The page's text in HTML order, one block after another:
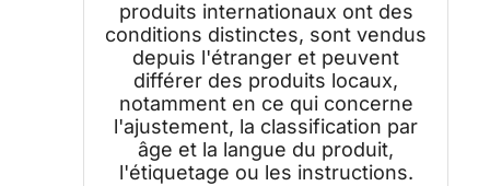
produits internationaux ont des
conditions distinctes, sont vendus
depuis l'étranger et peuvent
différer des produits locaux,
notamment en ce qui concerne
l'ajustement, la classification par
âge et la langue du produit,
l'étiquetage ou les instructions.